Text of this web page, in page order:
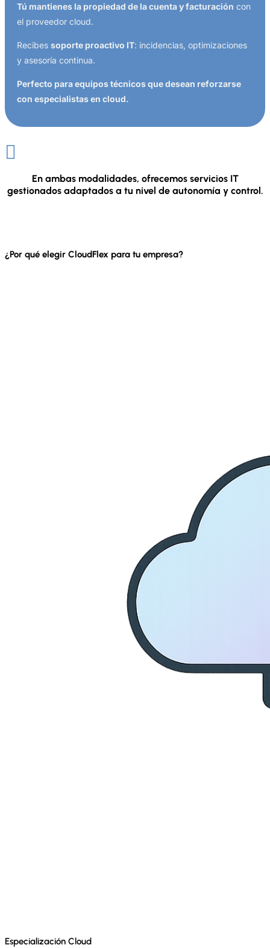
Tú mantienes la propiedad de la cuenta y facturación con
el proveedor cloud.
Recibes soporte proactivo IT: incidencias, optimizaciones
y asesoría continua.
Perfecto para equipos técnicos que desean reforzarse
con especialistas en cloud.

En ambas modalidades, ofrecemos servicios IT
gestionados adaptados a tu nivel de autonomía y control.
¿Por qué elegir CloudFlex para tu empresa?
Especialización Cloud